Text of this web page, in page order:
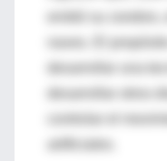
emitió su
naves. El
desarrollar una